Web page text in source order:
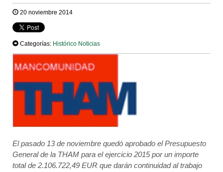
20 noviembre 2014
Categorías: Histórico Noticias
El pasado 13 de noviembre quedó aprobado el Presupuesto
General de la THAM para el ejercicio 2015 por un importe
total de 2.106.722,49 EUR que darán continuidad al trabajo